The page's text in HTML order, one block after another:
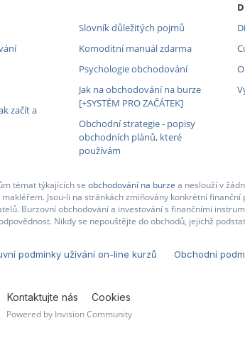
začít a
Slovník důležitých pojmů
Komoditní manuál zdarma
Psychologie obchodování
Jak na obchodování na burze
[+SYSTÉM PRO ZAČÁTEK]
Obchodní strategie - popisy
obchodních plánů, které
používám
témat týkajících se obchodování na burze a neslouží v
Jsou-li na stránkách zmiňovány konkrétní
Burzovní obchodování a investování s finančními
Nikdy se nepouštějte do obchodů, jejichž
podmínky užívání on-line kurzů Obchodní
Kontaktujte nás
Cookies
Powered by Invision Community